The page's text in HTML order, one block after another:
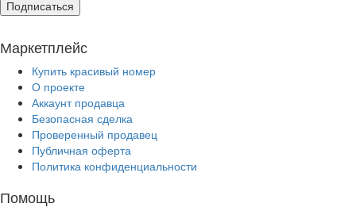
Подписаться
Маркетплейс
Купить красивый номер
О проекте
Аккаунт продавца
Безопасная сделка
Проверенный продавец
Публичная оферта
Политика конфиденциальности
Помощь